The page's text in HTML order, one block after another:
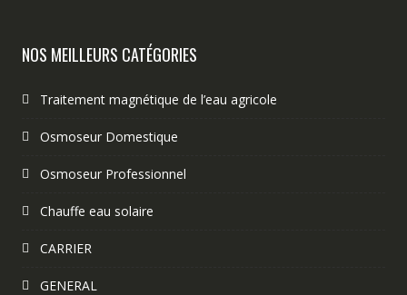
NOS MEILLEURS CATÉGORIES
Traitement magnétique de l’eau agricole
Osmoseur Domestique
Osmoseur Professionnel
Chauffe eau solaire
CARRIER
GENERAL